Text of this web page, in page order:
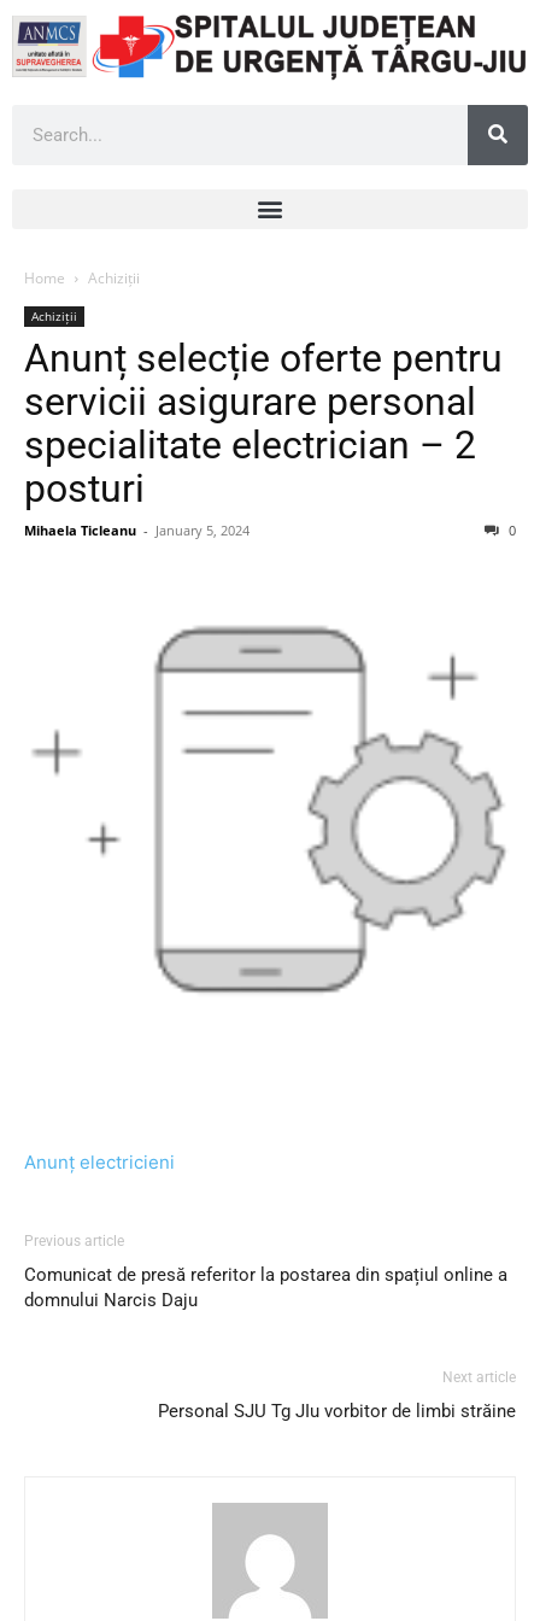
Home Achiziții
Achiziții
Anunț selecție oferte pentru
servicii asigurare personal
specialitate electrician – 2
posturi
Mihaela Ticleanu - January 5, 2024 0
Anunț electricieni
Previous article
Comunicat de presă referitor la postarea din spațiul online a
domnului Narcis Daju
Next article
Personal SJU Tg JIu vorbitor de limbi străine